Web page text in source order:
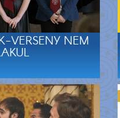
VERSENY NEM